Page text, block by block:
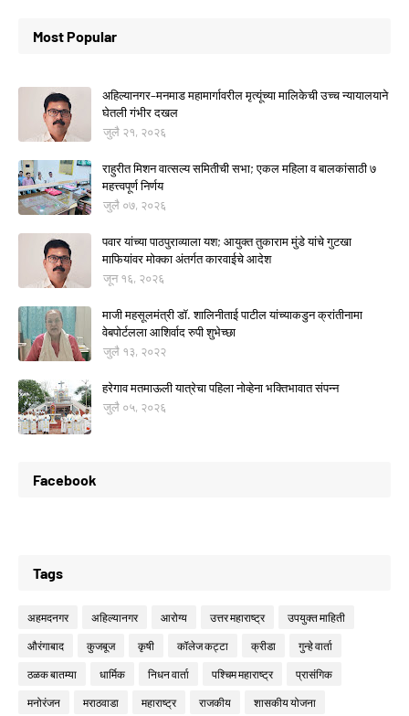
Most Popular
अहिल्यानगर–मनमाड महामार्गावरील मृत्यूंच्या मालिकेची उच्च न्यायालयाने
घेतली गंभीर दखल
जुलै २१, २०२६
राहुरीत मिशन वात्सल्य समितीची सभा; एकल महिला व बालकांसाठी ७
महत्त्वपूर्ण निर्णय
जुलै ०७, २०२६
पवार यांच्या पाठपुराव्याला यश; आयुक्त तुकाराम मुंडे यांचे गुटखा
माफियांवर मोक्का अंतर्गत कारवाईचे आदेश
जून १६, २०२६
माजी महसूलमंत्री डॉ. शालिनीताई पाटील यांच्याकडुन क्रांतीनामा
वेबपोर्टलला आशिर्वाद रुपी शुभेच्छा
जुलै १३, २०२२
हरेगाव मतमाऊली यात्रेचा पहिला नोव्हेना भक्तिभावात संपन्न
जुलै ०५, २०२६
Facebook
Tags
अहमदनगर अहिल्यानगर आरोग्य उत्तर महाराष्ट्र उपयुक्त माहिती
औरंगाबाद कुजबूज कृषी कॉलेज कट्टा क्रीडा गुन्हे वार्ता
ठळक बातम्या धार्मिक निधन वार्ता पश्चिम महाराष्ट्र प्रासंगिक
मनोरंजन मराठवाडा महाराष्ट्र राजकीय शासकीय योजना